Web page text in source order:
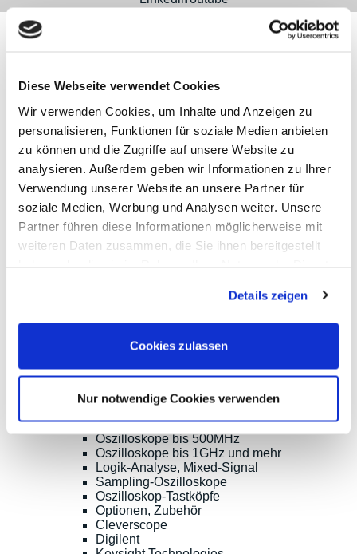
Diese Webseite verwendet Cookies
Wir verwenden Cookies, um Inhalte und Anzeigen zu
personalisieren, Funktionen für soziale Medien anbieten
zu können und die Zugriffe auf unsere Website zu
analysieren. Außerdem geben wir Informationen zu Ihrer
Verwendung unserer Website an unsere Partner für
soziale Medien, Werbung und Analysen weiter. Unsere
Partner führen diese Informationen möglicherweise mit
weiteren Daten zusammen, die Sie ihnen bereitgestellt
Details zeigen
Cookies zulassen
Nur notwendige Cookies verwenden
Kontakt
Meilhaus
Electronic
GmbH
Am
Sonnenlicht 2
82239 Alling
Tel.:
+49(0)8141/5271-
KategorienInformationen
AGB
Datenschutz
Widerruf
Wir sind
ISO9001:2015-
zertifiziert
Shopsoftware CosmoShop
Oszilloskope, Logik-Analyse
Tisch-Oszilloskope mit Display
Modular-Oszilloskope, USB, LAN, SoC
Handheld Oszilloskope
Oszilloskope bis 100MHz
Oszilloskope bis 500MHz
Oszilloskope bis 1GHz und mehr
Logik-Analyse, Mixed-Signal
Sampling-Oszilloskope
Oszilloskop-Tastköpfe
Optionen, Zubehör
Cleverscope
Digilent